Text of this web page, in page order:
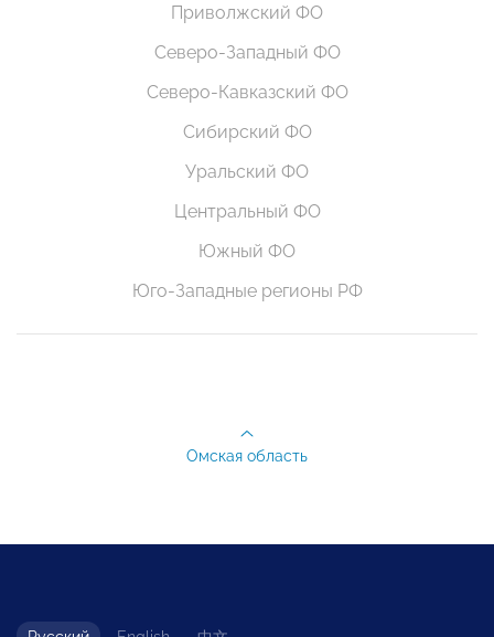
Приволжский ФО
Северо-Западный ФО
Северо-Кавказский ФО
Сибирский ФО
Уральский ФО
Центральный ФО
Южный ФО
Юго-Западные регионы РФ
Омская область